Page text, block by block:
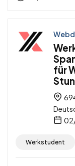
für
Werkstudent